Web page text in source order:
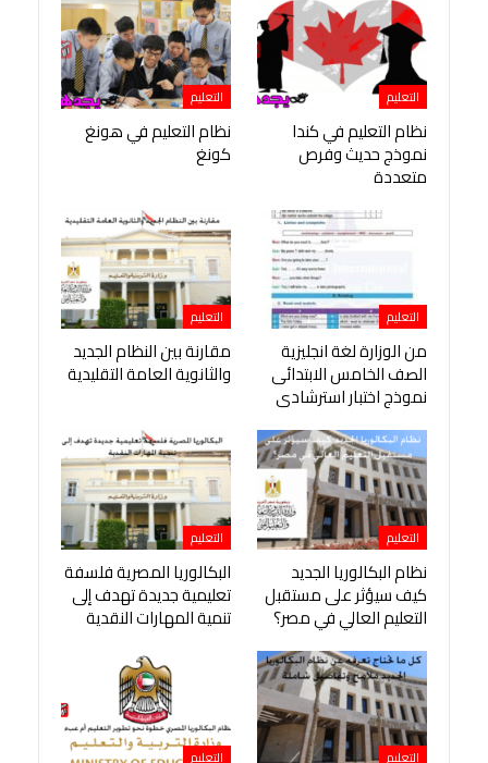
التعليم
نظام التعليم في كندا
نموذج حديث وفرص
متعددة
التعليم
نظام التعليم في هونغ
كونغ
التعليم
من الوزارة لغة انجليزية
الصف الخامس الابتدائى
نموذج اختبار استرشادى
التعليم
مقارنة بين النظام الجديد
والثانوية العامة التقليدية
التعليم
نظام البكالوريا الجديد
كيف سيؤثر على مستقبل
التعليم العالي في مصر؟
التعليم
البكالوريا المصرية فلسفة
تعليمية جديدة تهدف إلى
تنمية المهارات النقدية
التعليم التعليم